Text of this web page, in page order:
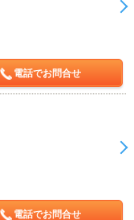
電話でお問合せ
電話でお問合せ